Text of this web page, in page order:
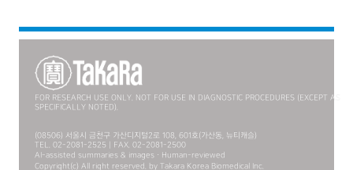
FOR RESEARCH USE ONLY. NOT FOR USE IN DIAGNOSTIC PROCEDURES (EXCEPT AS
SPECIFICALLY NOTED).
(08506) 서울시 금천구 가산디지털2로 108, 601호(가산동, 뉴티캐슬)
TEL. 02-2081-2525 | FAX. 02-2081-2500
AI-assisted summaries & images · Human-reviewed
Copyright(c) All right reserved. by Takara Korea Biomedical Inc.